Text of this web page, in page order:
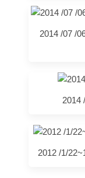
2014 /07 /
2014
2012 /1/